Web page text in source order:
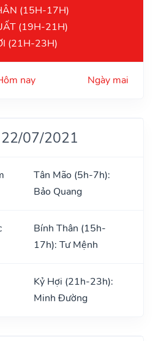
(15H-17H)
(19H-21H)
(21H-23H)
nay Ngày mai
07/2021
Tân Mão (5h-7h):
Bảo Quang
Bính Thân (15h-
17h): Tư Mệnh
Kỷ Hợi (21h-23h):
Minh Đường